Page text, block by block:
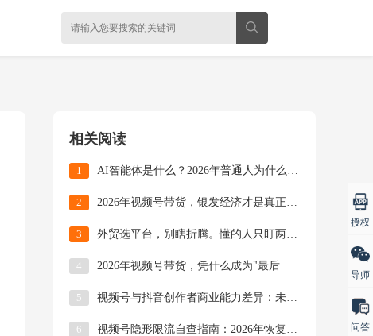
相关阅读
1 AI智能体是什么？2026年普通人为什么要学Ag
2 2026年视频号带货，银发经济才是真正的&quo
3 外贸选平台，别瞎折腾。懂的人只盯两个：Faceb
4 2026年视频号带货，凭什么成为"最后
5 视频号与抖音创作者商业能力差异：未来机会在哪里？
6 视频号隐形限流自查指南：2026年恢复流量最全解
授权
导师
问答